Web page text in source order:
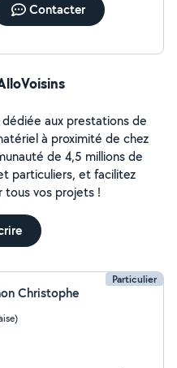
Contacter
aux prestations de
à proximité de chez
de 4,5 millions de
particuliers, et facilitez
vos projets !
Particulier
Christophe